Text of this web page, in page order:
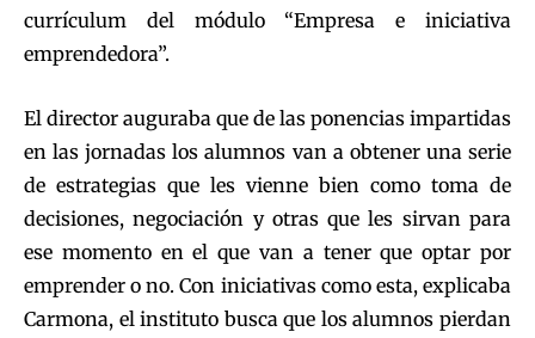
currículum del módulo “Empresa e iniciativa
emprendedora”.
El director auguraba que de las ponencias impartidas
en las jornadas los alumnos van a obtener una serie
de estrategias que les vienne bien como toma de
decisiones, negociación y otras que les sirvan para
ese momento en el que van a tener que optar por
emprender o no. Con iniciativas como esta, explicaba
Carmona, el instituto busca que los alumnos pierdan